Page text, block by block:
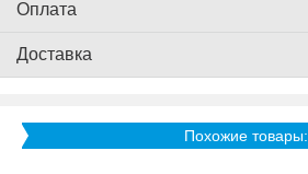
Оплата
Доставка
Похожие товары: